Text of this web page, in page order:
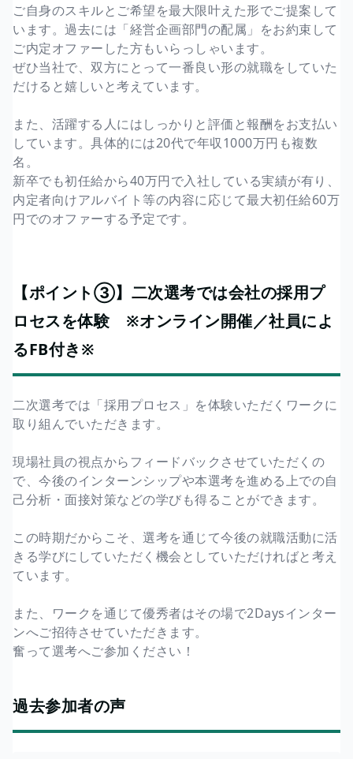
ご自身のスキルとご希望を最大限叶えた形でご提案して
います。過去には「経営企画部門の配属」をお約束して
ご内定オファーした方もいらっしゃいます。
ぜひ当社で、双方にとって一番良い形の就職をしていた
だけると嬉しいと考えています。
また、活躍する人にはしっかりと評価と報酬をお支払い
しています。具体的には20代で年収1000万円も複数
名。
新卒でも初任給から40万円で入社している実績が有り、
内定者向けアルバイト等の内容に応じて最大初任給60万
円でのオファーする予定です。
【ポイント③】二次選考では会社の採用プ
ロセスを体験 ※オンライン開催／社員によ
るFB付き※
二次選考では「採用プロセス」を体験いただくワークに
取り組んでいただきます。
現場社員の視点からフィードバックさせていただくの
で、今後のインターンシップや本選考を進める上での自
己分析・面接対策などの学びも得ることができます。
この時期だからこそ、選考を通じて今後の就職活動に活
きる学びにしていただく機会としていただければと考え
ています。
また、ワークを通じて優秀者はその場で2Daysインター
ンへご招待させていただきます。
奮って選考へご参加ください！
過去参加者の声